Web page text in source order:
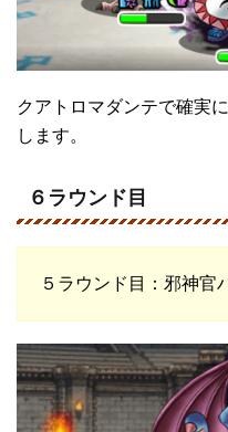
クアトロマダンテで確実
します。
６ラウンド目
５ラウンド目：邪神官